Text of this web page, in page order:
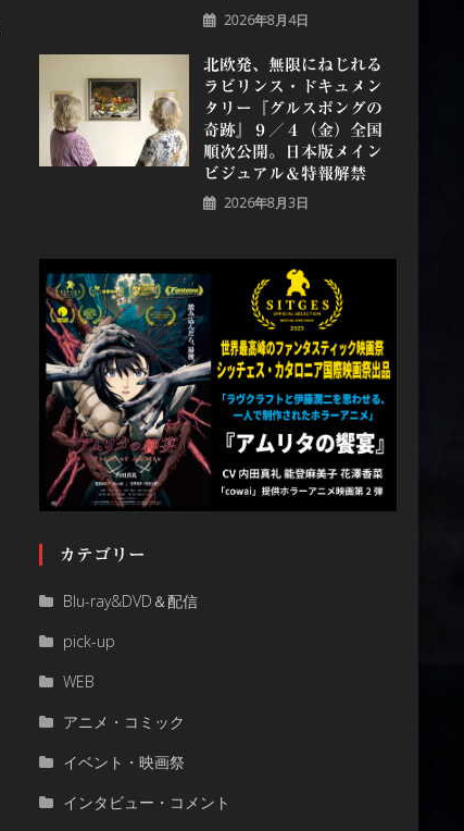
2026年8月4日
北欧発、無限にねじれる
ラビリンス・ドキュメン
タリー『グルスポングの
奇跡』９／４（金）全国
順次公開。日本版メイン
ビジュアル＆特報解禁
2026年8月3日
カテゴリー
Blu-ray&DVD＆配信
pick-up
WEB
アニメ・コミック
イベント・映画祭
インタビュー・コメント